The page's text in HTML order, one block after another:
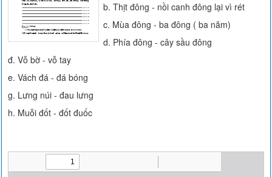
b. Thịt đông - nồi canh đông lại vì rét
c. Mùa đông - ba đông ( ba năm)
d. Phía đông - cây sầu đông
đ. Vỗ bờ - vỗ tay
e. Vách đá - đá bóng
g. Lưng núi - đau lưng
h. Muỗi đốt - đốt đuốc